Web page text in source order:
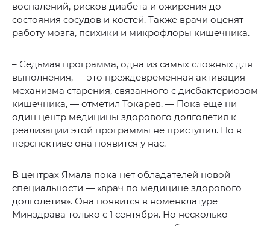
воспалений, рисков диабета и ожирения до
состояния сосудов и костей. Также врачи оценят
работу мозга, психики и микрофлоры кишечника.
– Седьмая программа, одна из самых сложных для
выполнения, — это преждевременная активация
механизма старения, связанного с дисбактериозом
кишечника, — отметил Токарев. — Пока еще ни
один центр медицины здорового долголетия к
реализации этой программы не приступил. Но в
перспективе она появится у нас.
В центрах Ямала пока нет обладателей новой
специальности — «врач по медицине здорового
долголетия». Она появится в номенклатуре
Минздрава только с 1 сентября. Но несколько